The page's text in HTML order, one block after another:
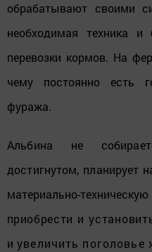
обрабатывают своими
необходимая техника
перевозки кормов. На
чему постоянно есть
фуража.
Альбина не
достигнутом, планирует
материально-
приобрести и установит
и увеличить поголовье